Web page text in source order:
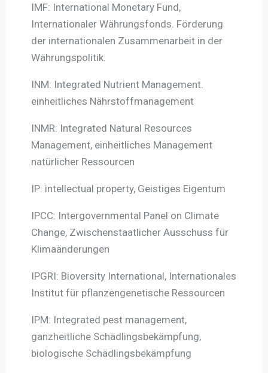
IMF: International Monetary Fund,
Internationaler Währungsfonds. Förderung
der internationalen Zusammenarbeit in der
Währungspolitik.
INM: Integrated Nutrient Management.
einheitliches Nährstoffmanagement
INMR: Integrated Natural Resources
Management, einheitliches Management
natürlicher Ressourcen
IP: intellectual property, Geistiges Eigentum
IPCC: Intergovernmental Panel on Climate
Change, Zwischenstaatlicher Ausschuss für
Klimaänderungen
IPGRI: Bioversity International, Internationales
Institut für pflanzengenetische Ressourcen
IPM: Integrated pest management,
ganzheitliche Schädlingsbekämpfung,
biologische Schädlingsbekämpfung